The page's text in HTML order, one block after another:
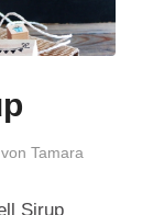
vonTamara
Sirup